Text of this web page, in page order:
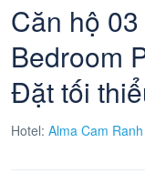
Căn hộ
Bedroom
Đặt tối
Hotel: Alma Cam